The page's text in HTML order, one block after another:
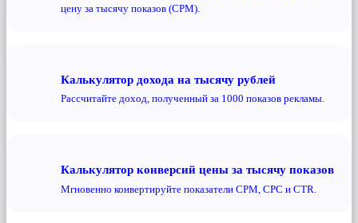
цену за тысячу показов (CPM).
Калькулятор дохода на тысячу рублей
Рассчитайте доход, полученный за 1000 показов рекламы.
Калькулятор конверсий цены за тысячу показов
Мгновенно конвертируйте показатели CPM, CPC и CTR.